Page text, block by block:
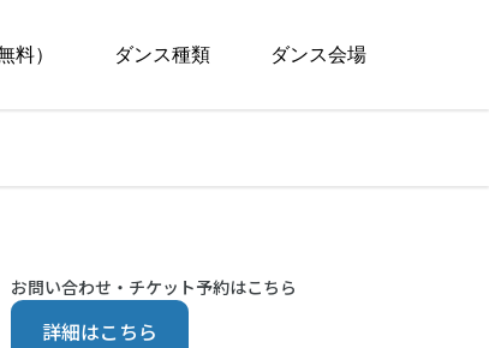
料） ダンス種類 ダンス会場
お問い合わせ・チケット予約はこちら
詳細はこちら